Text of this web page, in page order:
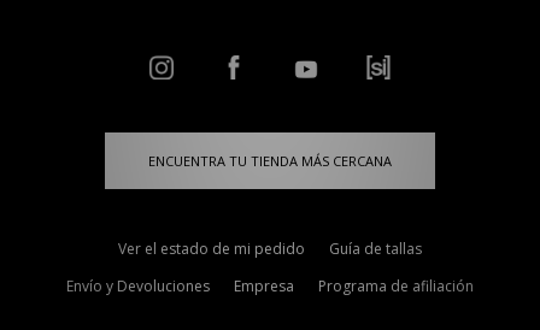
ENCUENTRA TU TIENDA MÁS CERCANA
Ver el estado de mi pedido
Guía de tallas
Envío y Devoluciones
Empresa Programa de afiliación